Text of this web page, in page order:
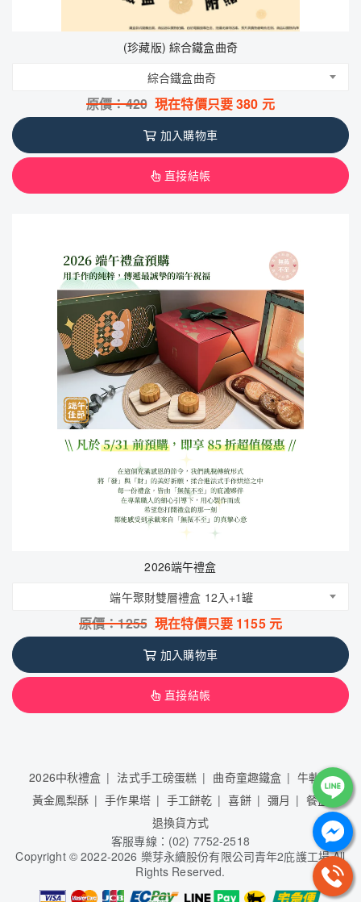
(珍藏版) 綜合鐵盒曲奇
綜合鐵盒曲奇
原價：420 現在特價只要380 元
加入購物車
直接結帳
2026端午禮盒
端午聚財雙層禮盒 12入+1罐
原價：1255 現在特價只要 1155元
加入購物車
直接結帳
2026中秋禮盒 法式手工磅蛋糕 曲奇童趣鐵盒
牛軋糖
黃金鳳梨酥
手作果塔 手工餅乾 喜餅 彌月
餐盒
退換貨方式
客服專線：(02) 7752-2518
Copyright © 2022-2026 樂芽永續股份有限公司青年2庇護工場 All
Rights Reserved.